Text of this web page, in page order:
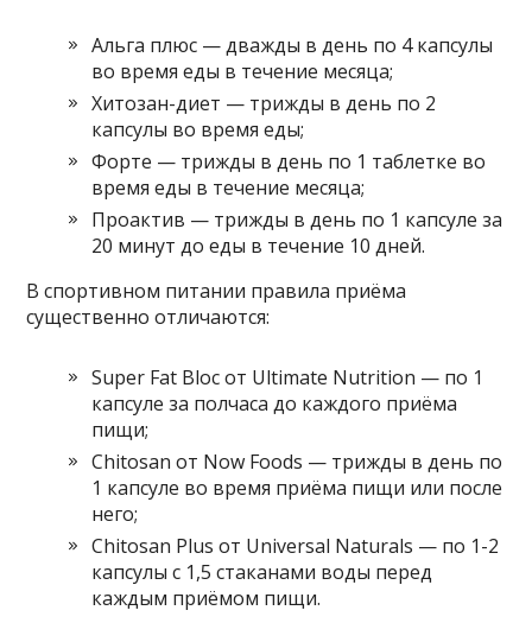
Альга плюс — дважды в день по 4 капсулы
во время еды в течение месяца;
Хитозан-диет — трижды в день по 2
капсулы во время еды;
Форте — трижды в день по 1 таблетке во
время еды в течение месяца;
Проактив — трижды в день по 1 капсуле за
20 минут до еды в течение 10 дней.
В спортивном питании правила приёма
существенно отличаются:
Super Fat Bloc от Ultimate Nutrition — по 1
капсуле за полчаса до каждого приёма
пищи;
Chitosan от Now Foods — трижды в день по
1 капсуле во время приёма пищи или после
него;
Chitosan Plus от Universal Naturals — по 1-2
капсулы с 1,5 стаканами воды перед
каждым приёмом пищи.